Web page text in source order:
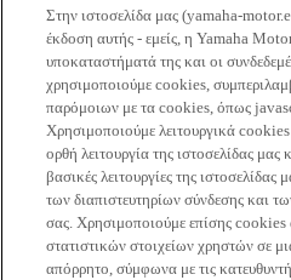
Στην ιστοσελίδα μας (yamaha-
έκδοση αυτής - εμείς, η Yamaha
υποκαταστήματά της και οι
χρησιμοποιούμε cookies,
παρόμοιων με τα cookies, όπως
Χρησιμοποιούμε λειτουργικά
ορθή λειτουργία της ιστοσελίδας
βασικές λειτουργίες της
των διαπιστευτηρίων σύνδεσης και
σας. Χρησιμοποιούμε επίσης cookies
στατιστικών στοιχείων χρηστών σε
απόρρητο, σύμφωνα με τις